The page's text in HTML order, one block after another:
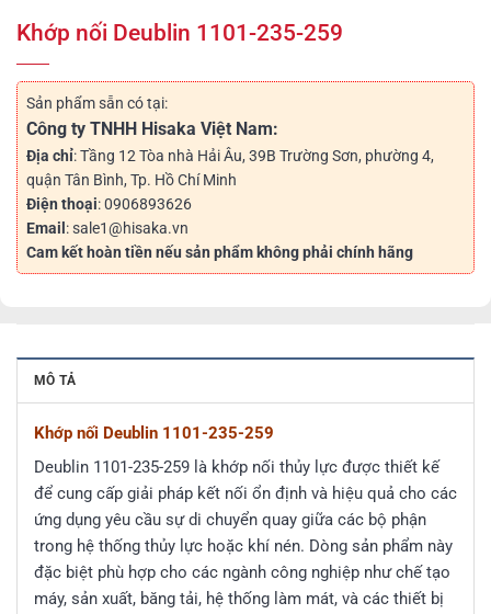
Khớp nối Deublin 1101-235-259
Sản phẩm sẵn có tại:
Công ty TNHH Hisaka Việt Nam:
Địa chỉ: Tầng 12 Tòa nhà Hải Âu, 39B Trường Sơn, phường 4,
quận Tân Bình, Tp. Hồ Chí Minh
Điện thoại: 0906893626
Email : sale1@hisaka.vn
Cam kết hoàn tiền nếu sản phẩm không phải chính hãng
MÔ TẢ
Khớp nối Deublin 1101-235-259
Deublin 1101-235-259 là khớp nối thủy lực được thiết kế
để cung cấp giải pháp kết nối ổn định và hiệu quả cho các
ứng dụng yêu cầu sự di chuyển quay giữa các bộ phận
trong hệ thống thủy lực hoặc khí nén. Dòng sản phẩm này
đặc biệt phù hợp cho các ngành công nghiệp như chế tạo
máy, sản xuất, băng tải, hệ thống làm mát, và các thiết bị